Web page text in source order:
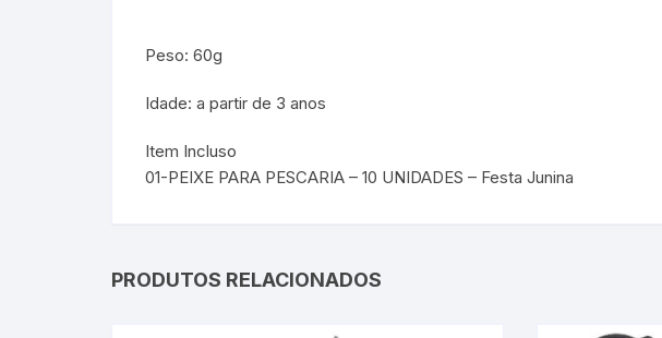
Peso: 60g
Idade: a partir de 3 anos
Item Incluso
01-PEIXE PARA PESCARIA – 10 UNIDADES – Festa Junina
PRODUTOS RELACIONADOS